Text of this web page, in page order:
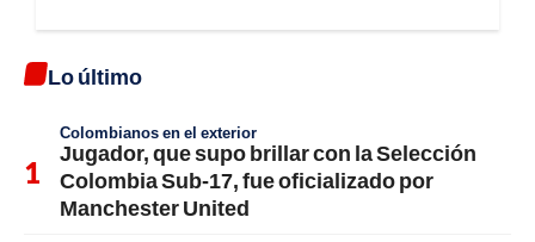
Lo último
Colombianos en el exterior
Jugador, que supo brillar con la Selección
Colombia Sub-17, fue oficializado por
Manchester United